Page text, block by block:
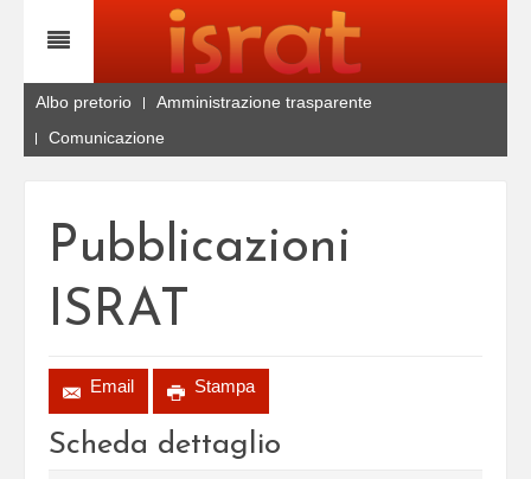
Albo pretorio
Amministrazione trasparente
Comunicazione
Pubblicazioni
ISRAT
Email Stampa
Scheda dettaglio